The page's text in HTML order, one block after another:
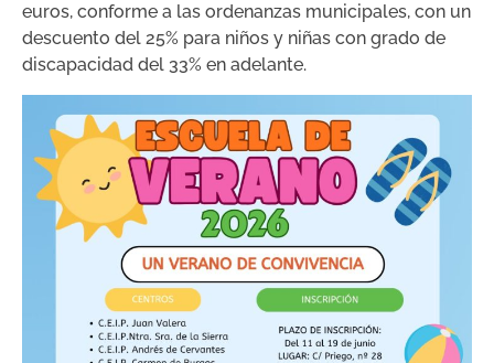
euros, conforme a las ordenanzas municipales, con un
descuento del 25% para niños y niñas con grado de
discapacidad del 33% en adelante.